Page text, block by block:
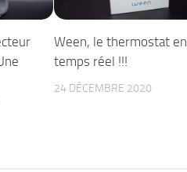
Ween, le thermostat en
temps réel !!!
24 DÉCEMBRE 2020